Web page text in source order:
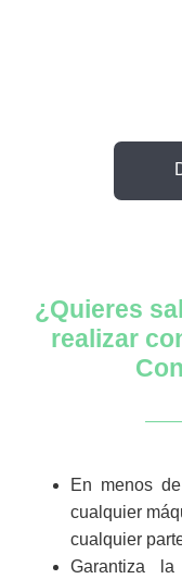
¿Quieres
realizar
En menos
cualquier
cualquier
Garantiza